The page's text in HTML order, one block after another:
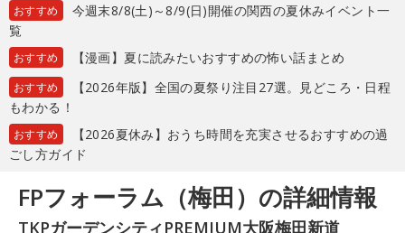
おすすめ
今週末8/8(土)～8/9(日)開催の関西の夏休みイベント一
覧
おすすめ 【漫画】夏に読みたいおすすめの怖い話まとめ
おすすめ
【2026年版】全国の夏祭り注目27選。見どころ・日程
もわかる！
おすすめ
【2026夏休み】おうち時間を充実させるおすすめの過
ごし方ガイド
FPフォーラム（梅田）の詳細情報
TKPガーデンシティPREMIUM大阪梅田新道